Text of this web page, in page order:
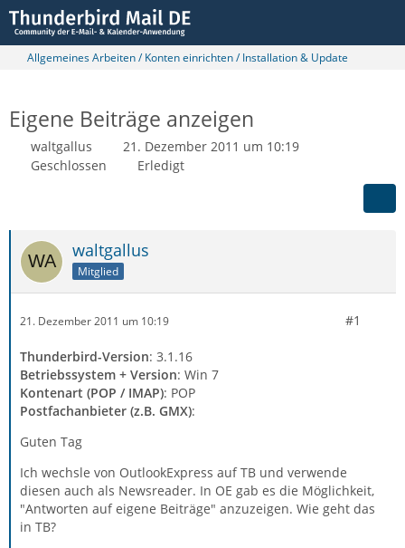
Allgemeines Arbeiten / Konten einrichten / Installation & Update
Eigene Beiträge anzeigen
waltgallus
21. Dezember 2011 um 10:19
Geschlossen
Erledigt
waltgallus
Mitglied
21. Dezember 2011 um 10:19 #1
Thunderbird-Version: 3.1.16
Betriebssystem + Version: Win 7
Kontenart (POP / IMAP): POP
Postfachanbieter (z.B. GMX):
Guten Tag
Ich wechsle von OutlookExpress auf TB und verwende
diesen auch als Newsreader. In OE gab es die Möglichkeit,
"Antworten auf eigene Beiträge" anzuzeigen. Wie geht das
in TB?